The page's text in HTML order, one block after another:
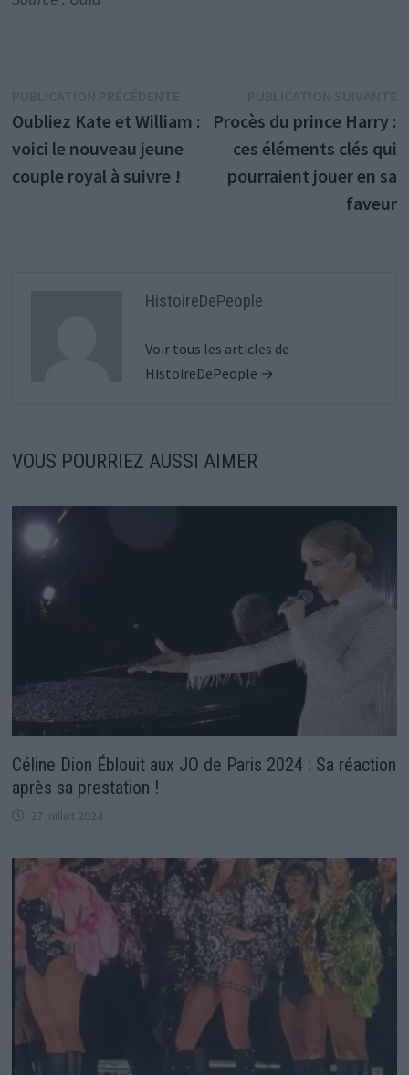
de
l’article
précédente :
Oubliez Kate et William :
voici le nouveau jeune
couple royal à suivre !
Procès du prince Harry :
ces éléments clés qui
pourraient jouer en sa
faveur
HistoireDePeople
Voir tous les articles de
HistoireDePeople →
VOUS POURRIEZ AUSSI AIMER
Céline Dion Éblouit aux JO de Paris 2024 : Sa réaction
après sa prestation !
27 juillet 2024